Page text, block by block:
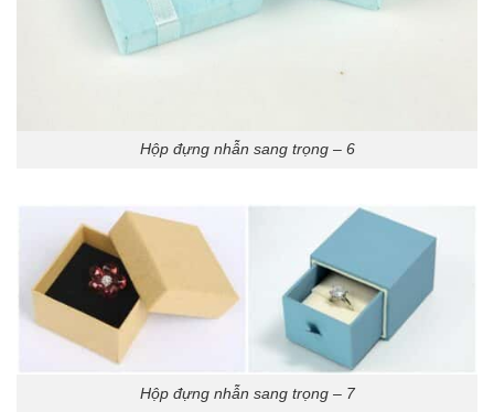
Hộp đựng nhẫn sang trọng – 6
Hộp đựng nhẫn sang trọng – 7